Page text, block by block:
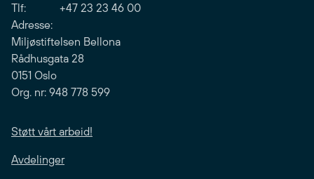
Tlf: +47 23 23 46 00
Adresse:
Miljøstiftelsen Bellona
Rådhusgata 28
0151 Oslo
Org. nr: 948 778 599
Støtt vårt arbeid!
Avdelinger